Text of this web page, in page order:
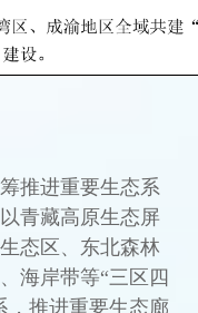
推进重要生态系
青藏高原生态屏
态区、东北森林
海岸带等“三区四
，推进重要生态廊